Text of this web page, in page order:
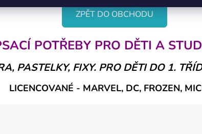
ZPĚT DO OBCHODU
POTŘEBY PRO DĚTI A
PASTELKY, FIXY. PRO DĚTI DO 1.
LICENCOVANÉ - MARVEL, DC, FROZEN,